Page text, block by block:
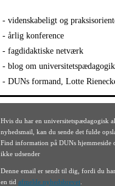
- videnskabeligt og
- årlig konference
- fagdidaktiske netværk
- blog om
- DUNs formand, Lotte
Hvis du har en universitetspædagogisk
nyhedsmail, kan du sende det fulde
Find information på DUNs
ikke udsender
Denne email er sendt til dig, fordi du
en tid afmelde nyhedsbrevet